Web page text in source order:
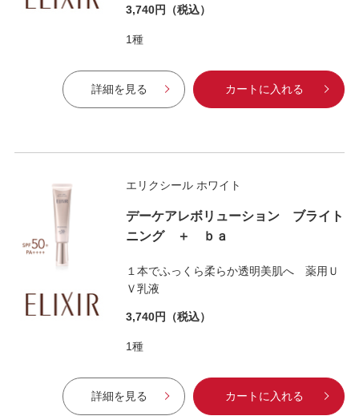
3,740円 （税込）
1種
詳細を見る カートに入れる
エリクシール ホワイト
デーケアレボリューション ブライト
ニング ＋ ｂａ
１本でふっくら柔らか透明美肌へ 薬用Ｕ
Ｖ乳液
3,740円 （税込）
1種
詳細を見る カートに入れる